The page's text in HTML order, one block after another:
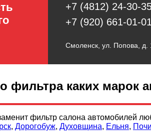
+7 (4812) 24-30-
+7 (920) 661-01-01
Смоленск, ул. Попова,
фильтра каких марок
фильтр салона автомобилей
, Дорогобуж, Духовщина, Ельня,